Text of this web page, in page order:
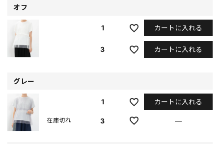
オフ
1 カートに入れる
3 カートに入れる
グレー
1 カートに入れる
3
在庫切れ —